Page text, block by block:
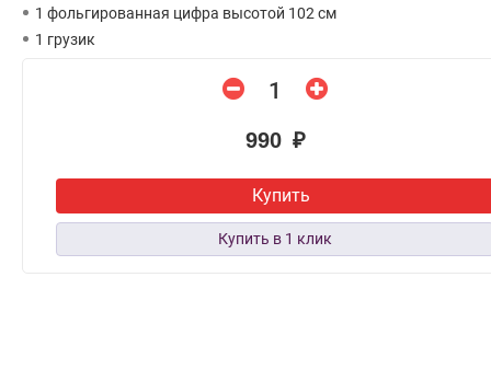
1 фольгированная цифра высотой 102 см
1 грузик
990 ₽
Купить